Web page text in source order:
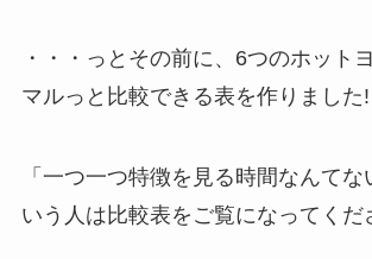
・・・っとその前に、6つのホット
マルっと比較できる表を作りました!
「一つ一つ特徴を見る時間なんてな
いう人は比較表をご覧になってくだ